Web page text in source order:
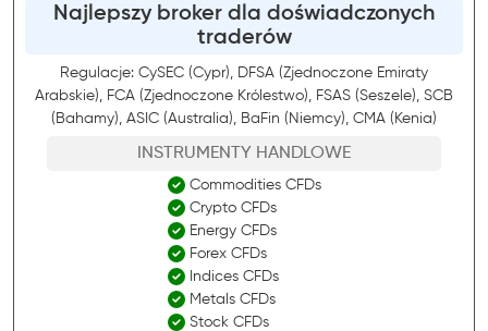
Najlepszy broker dla doświadczonych
traderów
Regulacje: CySEC (Cypr), DFSA (Zjednoczone Emiraty
Arabskie), FCA (Zjednoczone Królestwo), FSAS (Seszele), SCB
(Bahamy), ASIC (Australia), BaFin (Niemcy), CMA (Kenia)
INSTRUMENTY HANDLOWE
Commodities CFDs
Crypto CFDs
Energy CFDs
Forex CFDs
Indices CFDs
Metals CFDs
Stock CFDs